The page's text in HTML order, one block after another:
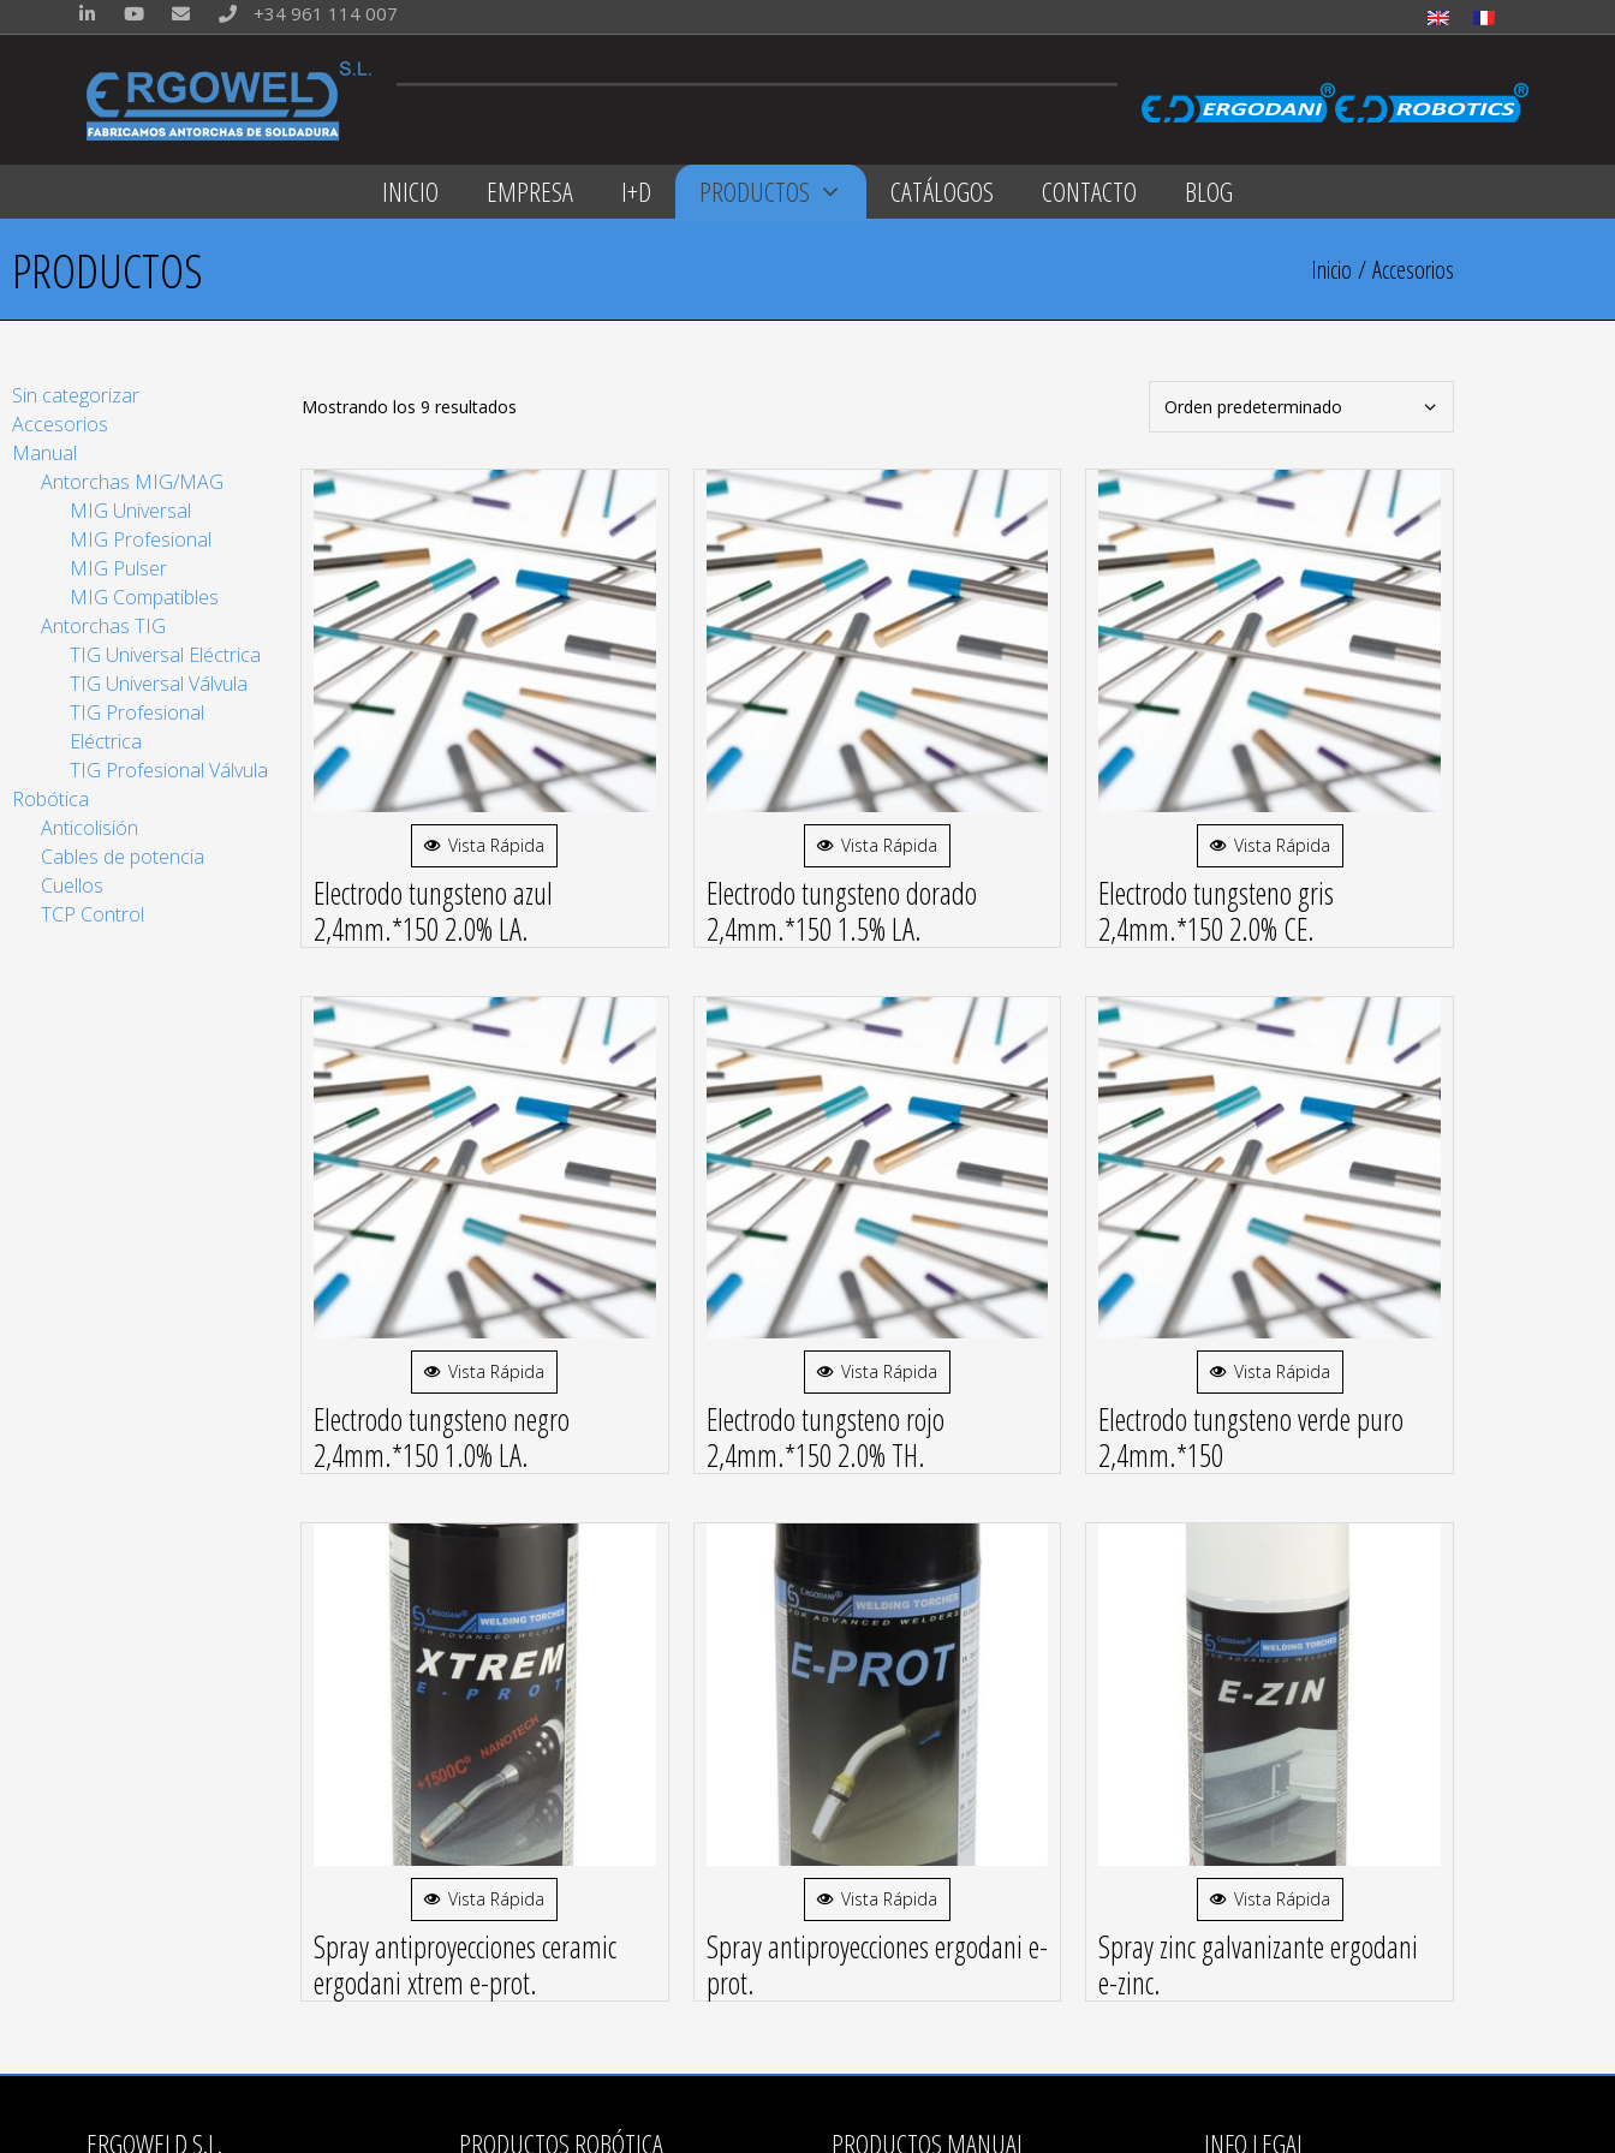
+34 961 114 007
INICIO EMPRESA I+D PRODUCTOS CATÁLOGOS CONTACTO BLOG
PRODUCTOS Inicio / Accesorios
Sin categorizar
Accesorios
Manual
Antorchas MIG/MAG
MIG Universal
MIG Profesional
MIG Pulser
MIG Compatibles
Antorchas TIG
TIG Universal Eléctrica
TIG Universal Válvula
TIG Profesional
Eléctrica
TIG Profesional Válvula
Robótica
Anticolisión
Cables de potencia
Cuellos
TCP Control
Mostrando los 9 resultados
Vista Rápida
Electrodo tungsteno azul
2,4mm.*150 2.0% LA.
Vista Rápida
Electrodo tungsteno dorado
2,4mm.*150 1.5% LA.
Vista Rápida
Electrodo tungsteno gris
2,4mm.*150 2.0% CE.
Vista Rápida
Electrodo tungsteno negro
2,4mm.*150 1.0% LA.
Vista Rápida
Electrodo tungsteno rojo
2,4mm.*150 2.0% TH.
Vista Rápida
Electrodo tungsteno verde puro
2,4mm.*150
Vista Rápida
Spray antiproyecciones ceramic
ergodani xtrem e-prot.
Vista Rápida
Spray antiproyecciones ergodani e-
prot.
Vista Rápida
Spray zinc galvanizante ergodani
e-zinc.
ERGOWELD S.L. PRODUCTOS ROBÓTICA PRODUCTOS MANUAL INFO LEGAL